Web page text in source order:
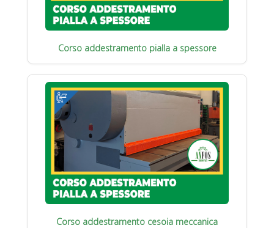
Corso addestramento pialla a spessore
Corso addestramento cesoia meccanica